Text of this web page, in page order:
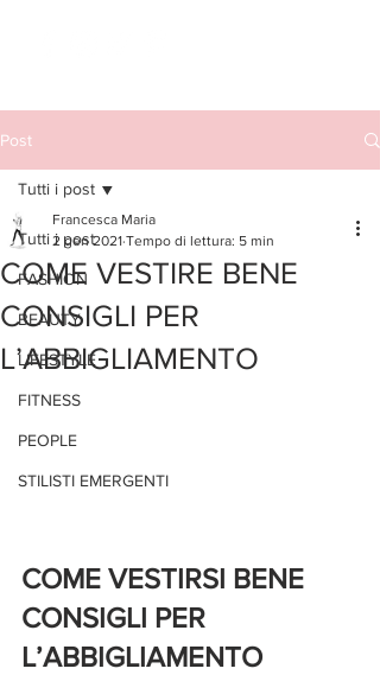
Post
Tutti i post
FASHION
BEAUTY
LIFESTYLE
FITNESS
PEOPLE
STILISTI EMERGENTI
Tutti i post
COME VESTIRE BENE
CONSIGLI PER
L’ABBIGLIAMENTO
Francesca Maria
2 gen 2021 Tempo di lettura: 5 min
COME VESTIRSI BENE
CONSIGLI PER
L’ABBIGLIAMENTO